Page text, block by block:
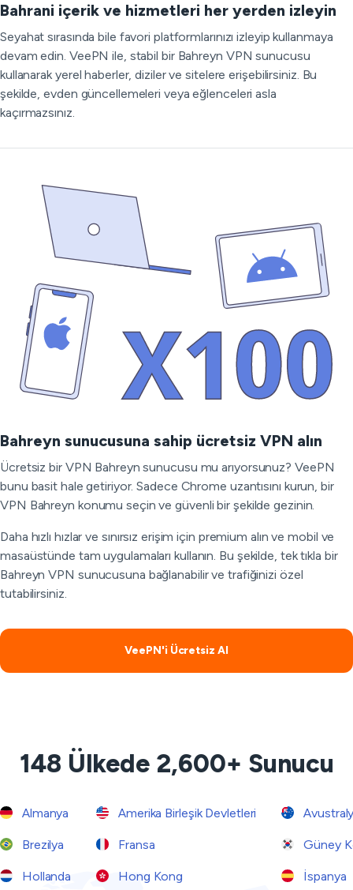
Bahrani içerik ve hizmetleri her yerden izleyin
Seyahat sırasında bile favori platformlarınızı izleyip kullanmaya
devam edin. VeePN ile, stabil bir Bahreyn VPN sunucusu
kullanarak yerel haberler, diziler ve sitelere erişebilirsiniz. Bu
şekilde, evden güncellemeleri veya eğlenceleri asla
kaçırmazsınız.
Bahreyn sunucusuna sahip ücretsiz VPN alın
Ücretsiz bir VPN Bahreyn sunucusu mu arıyorsunuz? VeePN
bunu basit hale getiriyor. Sadece Chrome uzantısını kurun, bir
VPN Bahreyn konumu seçin ve güvenli bir şekilde gezinin.
Daha hızlı hızlar ve sınırsız erişim için premium alın ve mobil ve
masaüstünde tam uygulamaları kullanın. Bu şekilde, tek tıkla bir
Bahreyn VPN sunucusuna bağlanabilir ve trafiğinizi özel
tutabilirsiniz.
VeePN'i Ücretsiz Al
148 Ülkede 2,600+ Sunucu
Almanya Amerika Birleşik Devletleri
Brezilya Fransa Güney
Hollanda Hong Kong İspanya